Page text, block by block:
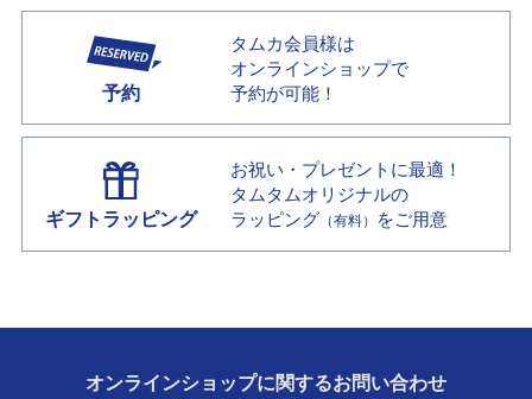
予約
タムカ会員様は
オンラインショップで
予約が可能！
ギフトラッピング
お祝い・プレゼントに最適！
タムタムオリジナルの
ラッピング （有料） をご用意
オンラインショップに関するお問い合わせ